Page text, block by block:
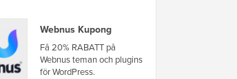
Webnus Kupong
Få 20% RABATT på
Webnus teman och plugins
för WordPress.